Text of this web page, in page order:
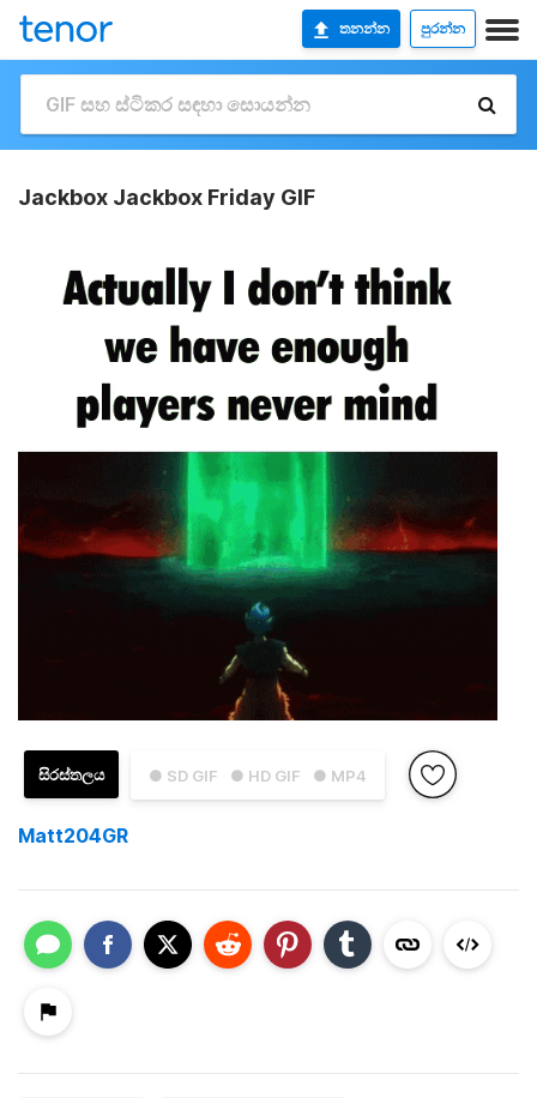
තනන්න පුරන්න
Jackbox Jackbox Friday GIF
● SD GIF ● HD GIF ● MP4
සිරස්තලය
Matt204GR